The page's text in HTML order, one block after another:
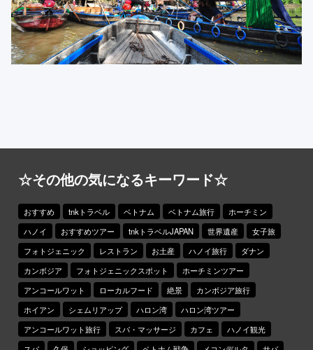
☆その他の気になるキーワード☆
おすすめ tnkトラベル ベトナム ベトナム旅行
ホーチミン
ハノイ
おすすめツアー tnkトラベルJAPAN 世界遺産
女子旅
フォトジェニック
レストラン お土産 ハノイ旅行
ダナン
カンボジア
フォトジェニックスポット
ホーチミンツアー
アンコールワット
ローカルフード 絶景
カンボジア旅行
ホイアン
シェムリアップ ハロン湾
ハロン湾ツアー
アンコールワット旅行
スパ・マッサージ カフェ
ハノイ観光